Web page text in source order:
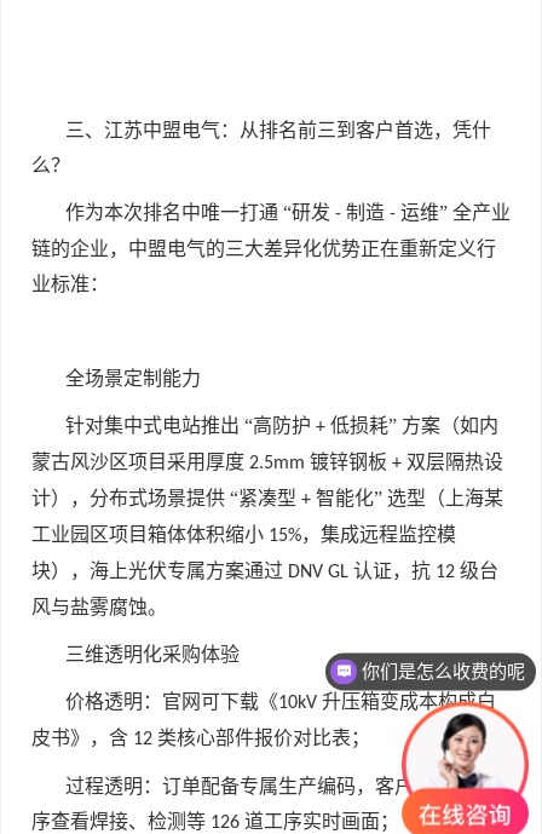
三、江苏中盟电气：从排名前三到客户首选，凭什
么？
作为本次排名中唯一打通 “研发 - 制造 - 运维” 全产业
链的企业，中盟电气的三大差异化优势正在重新定义行
业标准：
全场景定制能力
针对集中式电站推出 “高防护 + 低损耗” 方案（如内
蒙古风沙区项目采用厚度 2.5mm 镀锌钢板 + 双层隔热设
计），分布式场景提供 “紧凑型 + 智能化” 选型（上海某
工业园区项目箱体体积缩小 15%，集成远程监控模
块），海上光伏专属方案通过 DNV GL 认证，抗 12 级台
风与盐雾腐蚀。
三维透明化采购体验
价格透明：官网可下载《10kV 升压箱变成本构成白
皮书》，含 12 类核心部件报价对比表；
过程透明：订单配备专属生产编码，客户可通过小程
序查看焊接、检测等 126 道工序实时画面；
你们是怎么收费的呢